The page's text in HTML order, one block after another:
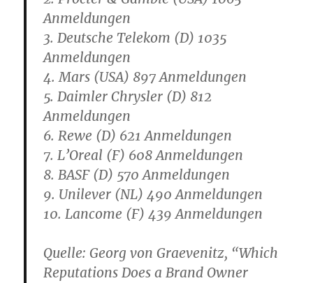
Anmeldungen
3. Deutsche Telekom (D) 1035
Anmeldungen
4. Mars (USA) 897 Anmeldungen
5. Daimler Chrysler (D) 812
Anmeldungen
6. Rewe (D) 621 Anmeldungen
7. L’Oreal (F) 608 Anmeldungen
8. BASF (D) 570 Anmeldungen
9. Unilever (NL) 490 Anmeldungen
10. Lancome (F) 439 Anmeldungen
Quelle: Georg von Graevenitz, “Which
Reputations Does a Brand Owner